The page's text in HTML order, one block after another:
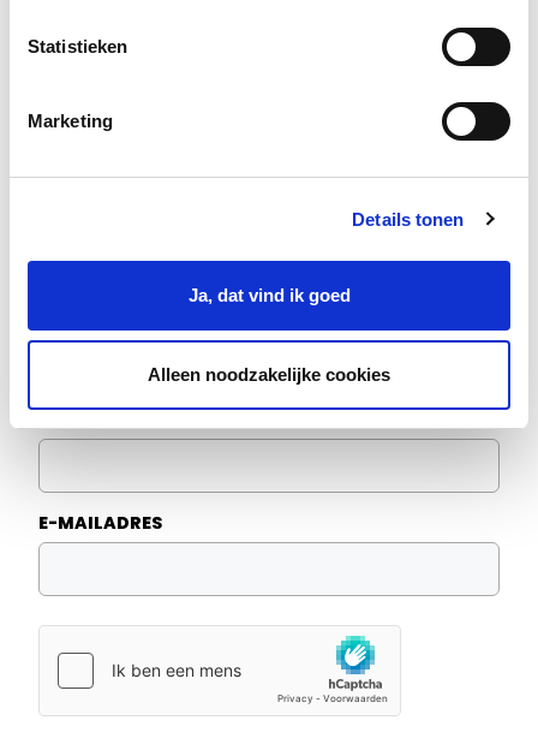
Statistieken
Marketing
Details tonen
Ja, dat vind ik goed
Alleen noodzakelijke cookies
TELEFOONNUMMER
E-MAILADRES